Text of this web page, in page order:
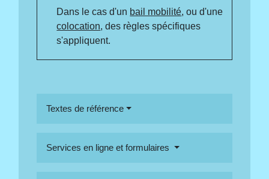
Dans le cas d'un bail mobilité, ou d'une
colocation, des règles spécifiques
s'appliquent.
Textes de référence
Services en ligne et formulaires